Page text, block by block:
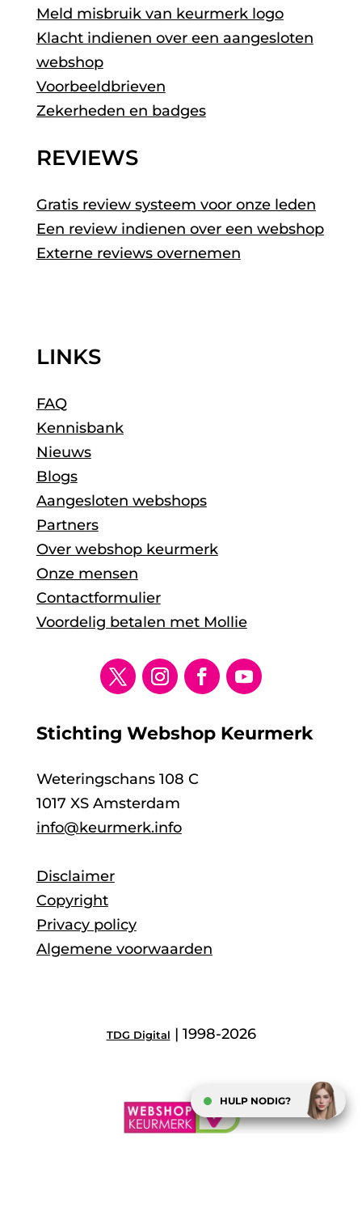
Meld misbruik van keurmerk logo
Klacht indienen over een aangesloten
webshop
Voorbeeldbrieven
Zekerheden en badges
REVIEWS
Gratis review systeem voor onze leden
Een review indienen over een webshop
Externe reviews overnemen
LINKS
FAQ
Kennisbank
Nieuws
Blogs
Aangesloten webshops
Partners
Over webshop keurmerk
Onze mensen
Contactformulier
Voordelig betalen met Mollie
Stichting Webshop Keurmerk
Weteringschans 108 C
1017 XS Amsterdam
info@keurmerk.info
Disclaimer
Copyright
Privacy policy
Algemene voorwaarden
TDG Digital | 1998-2026
HULP NODIG?